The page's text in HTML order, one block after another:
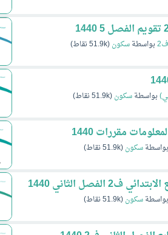
بواسطةسكون(
51.9kنقاط)
بواسطةسكون(
51.9kنقاط)
مقررات 1440
بواسطةسكون(
51.9kنقاط)
الثاني 1440
بواسطةسكون(
51.9kنقاط)